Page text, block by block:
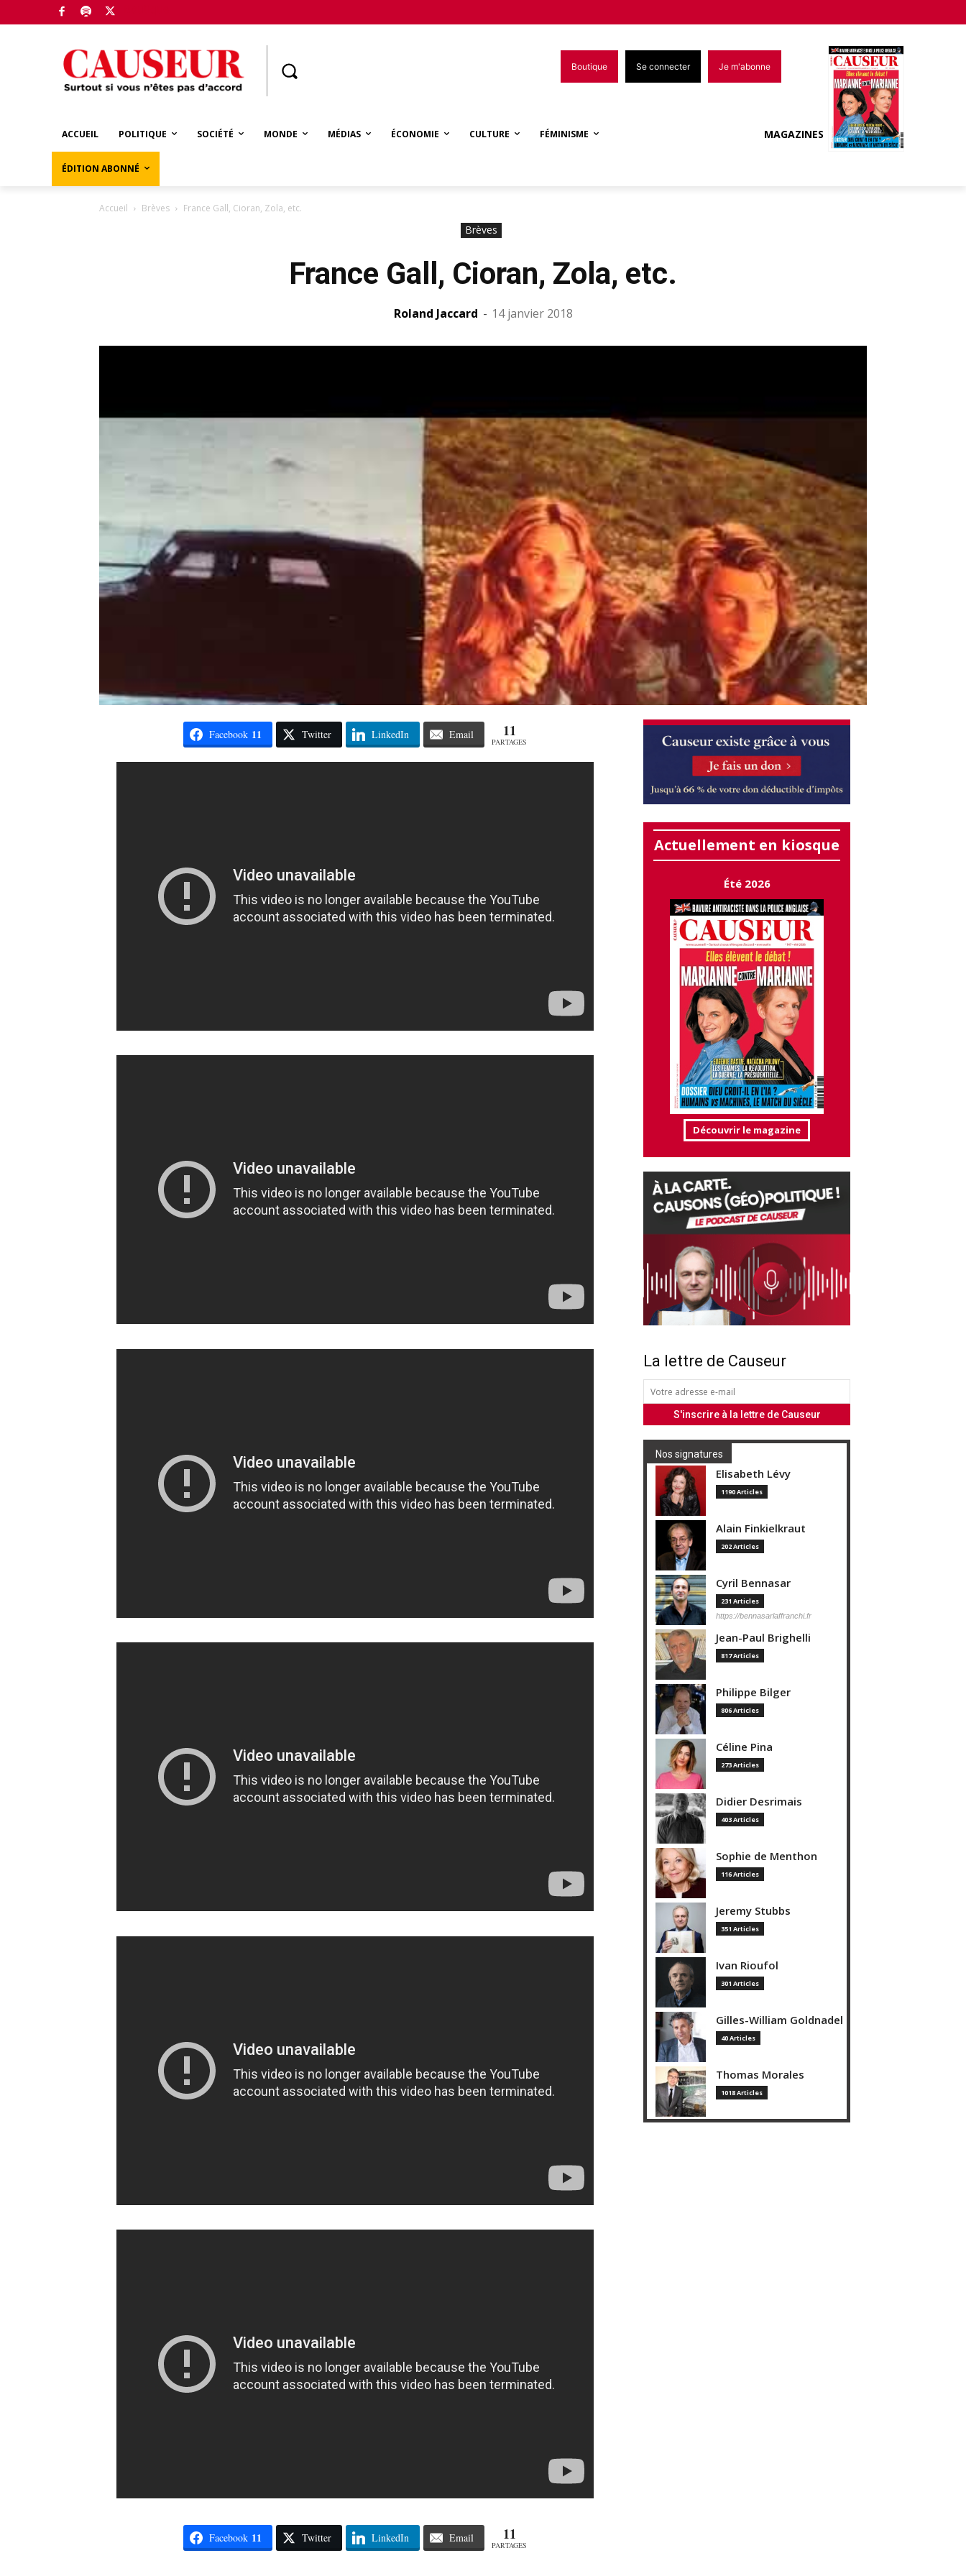
Boutique Se connecter Je m'abonne
ACCUEIL POLITIQUE SOCIÉTÉ MONDE MÉDIAS ÉCONOMIE CULTURE FÉMINISME
ÉDITION ABONNÉ
MAGAZINES
Accueil Brèves France Gall, Cioran, Zola, etc.
Brèves
France Gall, Cioran, Zola, etc.
Roland Jaccard - 14 janvier 2018
Facebook 11 Twitter LinkedIn Email 11
PARTAGES
Facebook 11 Twitter LinkedIn Email 11
PARTAGES
Actuellement en kiosque
Été 2026
Découvrir le magazine
La lettre de Causeur
Nos signatures
Elisabeth Lévy
1190 Articles
Alain Finkielkraut
202 Articles
Cyril Bennasar
231 Articles
https://bennasarlaffranchi.fr
Jean-Paul Brighelli
817 Articles
Philippe Bilger
806 Articles
Céline Pina
273 Articles
Didier Desrimais
403 Articles
Sophie de Menthon
116 Articles
Jeremy Stubbs
351 Articles
Ivan Rioufol
301 Articles
Gilles-William Goldnadel
40 Articles
Thomas Morales
1018 Articles